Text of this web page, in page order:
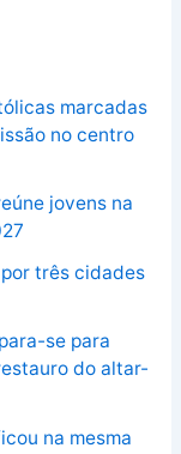
marcadas
no centro
jovens na
três cidades
se para
do altar-
na mesma